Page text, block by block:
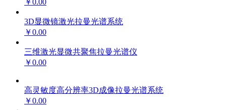
3D显微镜激光拉曼光谱系统
￥0.00
三维激光显微共聚焦拉曼光谱仪
￥0.00
高灵敏度高分辨率3D成像拉曼光谱系统
￥0.00